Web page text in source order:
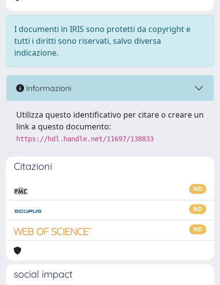
I documenti in IRIS sono protetti da copyright e
tutti i diritti sono riservati, salvo diversa
indicazione.
Informazioni
Utilizza questo identificativo per citare o creare un
link a questo documento:
https://hdl.handle.net/11697/138833
Citazioni
ND
ND
ND
social impact